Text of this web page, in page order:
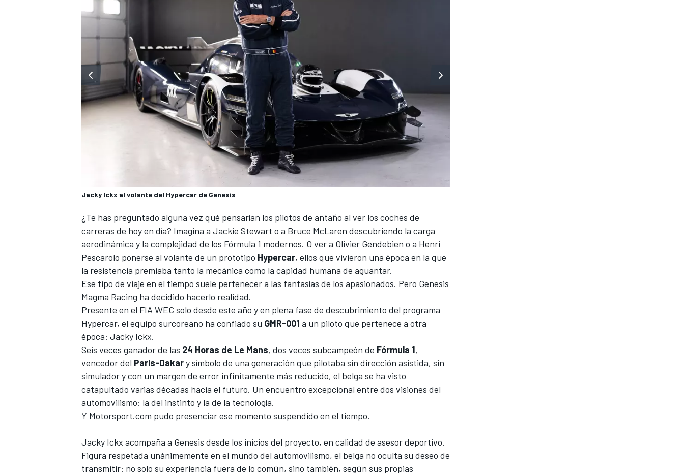
Jacky Ickx al volante del Hypercar de Genesis
¿Te has preguntado alguna vez qué pensarían los pilotos de antaño al ver los coches de
carreras de hoy en día? Imagina a Jackie Stewart o a Bruce McLaren descubriendo la carga
aerodinámica y la complejidad de los Fórmula 1 modernos. O ver a Olivier Gendebien o a Henri
Pescarolo ponerse al volante de un prototipo Hypercar, ellos que vivieron una época en la que
la resistencia premiaba tanto la mecánica como la capidad humana de aguantar.
Ese tipo de viaje en el tiempo suele pertenecer a las fantasías de los apasionados. Pero Genesis
Magma Racing ha decidido hacerlo realidad.
Presente en el FIA WEC solo desde este año y en plena fase de descubrimiento del programa
Hypercar, el equipo surcoreano ha confiado su GMR-001 a un piloto que pertenece a otra
época: Jacky Ickx.
Seis veces ganador de las 24 Horas de Le Mans, dos veces subcampeón de Fórmula 1,
vencedor del París-Dakary símbolo de una generación que pilotaba sin dirección asistida, sin
simulador y con un margen de error infinitamente más reducido, el belga se ha visto
catapultado varias décadas hacia el futuro. Un encuentro excepcional entre dos visiones del
automovilismo: la del instinto y la de la tecnología.
Y Motorsport.com pudo presenciar ese momento suspendido en el tiempo.
Jacky Ickx acompaña a Genesis desde los inicios del proyecto, en calidad de asesor deportivo.
Figura respetada unánimemente en el mundo del automovilismo, el belga no oculta su deseo de
transmitir: no solo su experiencia fuera de lo común, sino también, según sus propias